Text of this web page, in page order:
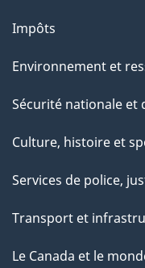
Impôts
Environnement et
Sécurité nationale et
Culture, histoire et
Services de police,
Transport et
Le Canada et le